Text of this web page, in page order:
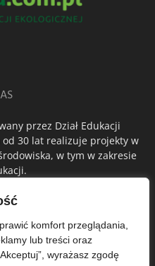
komfort przeglądania,
lub treści oraz
wyrażasz zgodę
przez Dział Edukacji
30 lat realizuje projekty w
w tym w zakresie
NAS